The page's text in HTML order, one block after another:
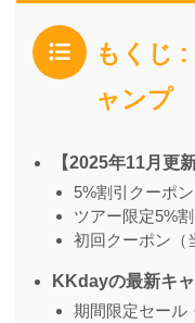
もくじ
ャンプ
【2025年11月更
5%割引クーポ
ツアー限定5%
初回クーポン（
KKdayの最新キ
期間限定セール